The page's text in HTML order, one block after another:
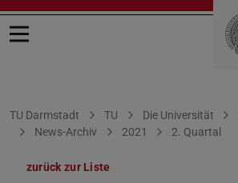
Menü öffnen
Sie befinden sich hier:
TU Darmstadt TU Die Universität
News-Archiv
2021 2. Quartal
zurück zur Liste